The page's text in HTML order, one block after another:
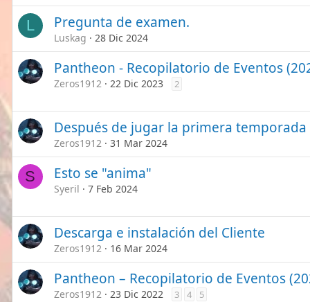
L Pregunta de examen.
Luskag 28 Dic 2024
Pantheon - Recopilatorio de Eventos
Zeros1912 22 Dic 2023 2
Después de jugar la primera
Zeros1912 31 Mar 2024
S Esto se "anima"
Syeril 7 Feb 2024
Descarga e instalación del Cliente
Zeros1912 16 Mar 2024
Pantheon – Recopilatorio de Eventos
Zeros1912 23 Dic 2022 3 4 5